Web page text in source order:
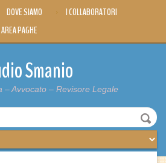
DOVE SIAMO
I COLLABORATORI
AREA PAGHE
Smanio
– Avvocato – Revisore Legale